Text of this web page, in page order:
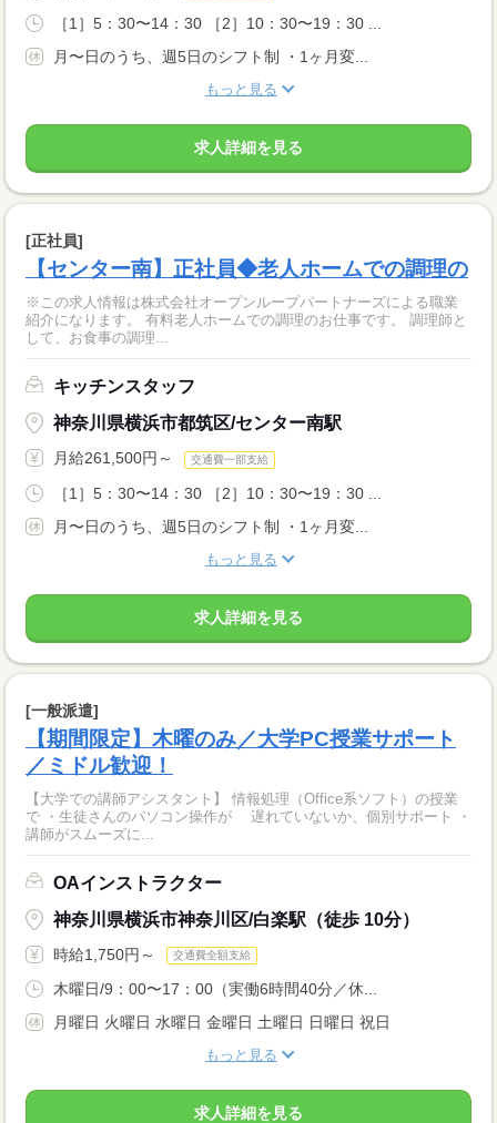
［1］5：30〜14：30 ［2］10：30〜19：30 ...
月〜日のうち、週5日のシフト制 ・1ヶ月変...
もっと見る
求人詳細を見る
[正社員]
【センター南】正社員◆老人ホームでの調理の
※この求人情報は株式会社オープンループパートナーズによる職業
紹介になります。 有料老人ホームでの調理のお仕事です。 調理師と
して、お食事の調理...
キッチンスタッフ
神奈川県横浜市都筑区/センター南駅
月給261,500円～ 交通費一部支給
［1］5：30〜14：30 ［2］10：30〜19：30 ...
月〜日のうち、週5日のシフト制 ・1ヶ月変...
もっと見る
求人詳細を見る
[一般派遣]
【期間限定】木曜のみ／大学PC授業サポート
／ミドル歓迎！
【大学での講師アシスタント】 情報処理（Office系ソフト）の授業
で ・生徒さんのパソコン操作が 遅れていないか、個別サポート ・
講師がスムーズに...
OAインストラクター
神奈川県横浜市神奈川区/白楽駅（徒歩 10分）
時給1,750円～ 交通費全額支給
木曜日/9：00〜17：00（実働6時間40分／休...
月曜日 火曜日 水曜日 金曜日 土曜日 日曜日 祝日
もっと見る
求人詳細を見る